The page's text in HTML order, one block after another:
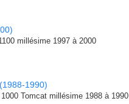
millésime 1997 à 2000
1990)
Tomcat millésime 1988 à 1990